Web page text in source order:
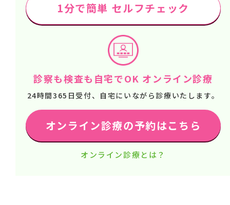
1分で簡単 セルフチェック
診察も検査も自宅でOK オンライン診療
24時間365日受付、自宅にいながら診療いたします。
オンライン診療の予約はこちら
オンライン診療とは？